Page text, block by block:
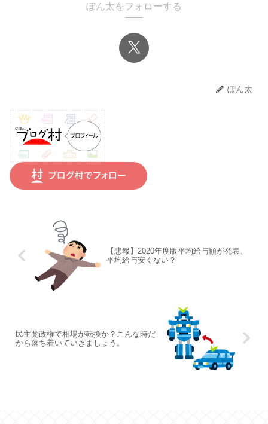
ぽん太をフォローする
ぽん太
【悲報】2020年度版平均給与額が発表、
平均給与安くない？
民主党政権で相場が転換か？こんな時だ
から落ち着いていきましょう。